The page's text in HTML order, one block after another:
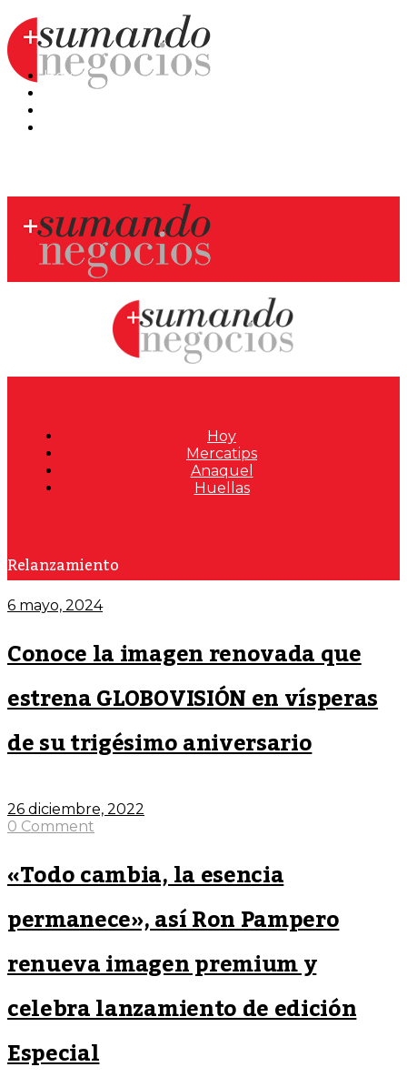
Hoy
Mercatips
Hoy
Mercatips
Anaquel
Huellas
Relanzamiento
6 mayo, 2024
Conoce la imagen renovada que
estrena GLOBOVISIÓN en vísperas
de su trigésimo aniversario
26 diciembre, 2022
0 Comment
«Todo cambia, la esencia
permanece», así Ron Pampero
renueva imagen premium y
celebra lanzamiento de edición
Especial